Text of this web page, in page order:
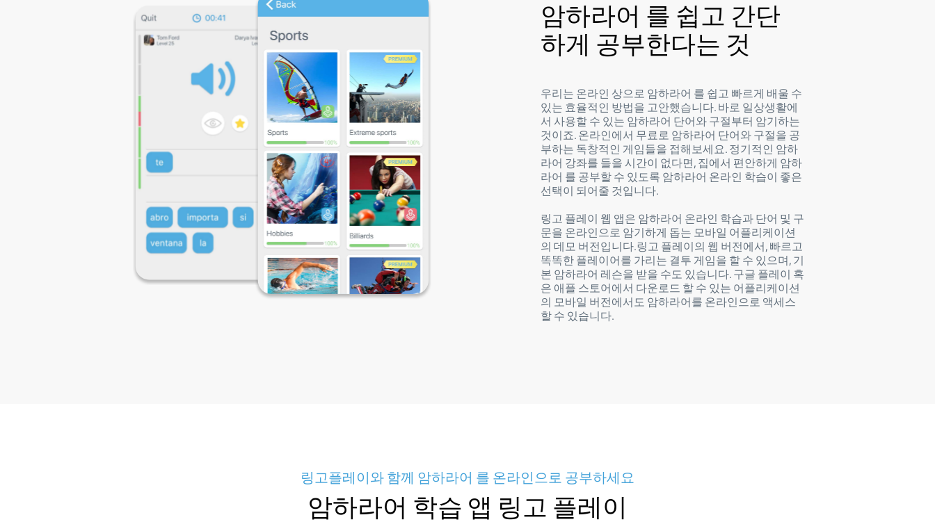
암하라어 를 쉽고 간단
하게 공부한다는 것
우리는 온라인 상으로 암하라어 를 쉽고 빠르게 배울 수
있는 효율적인 방법을 고안했습니다. 바로 일상생활에
서 사용할 수 있는 암하라어 단어와 구절부터 암기하는
것이죠. 온라인에서 무료로 암하라어 단어와 구절을 공
부하는 독창적인 게임들을 접해보세요. 정기적인 암하
라어 강좌를 들을 시간이 없다면, 집에서 편안하게 암하
라어 를 공부할 수 있도록 암하라어 온라인 학습이 좋은
선택이 되어줄 것입니다.
링고 플레이 웹 앱은 암하라어 온라인 학습과 단어 및 구
문을 온라인으로 암기하게 돕는 모바일 어플리케이션
의 데모 버전입니다.링고 플레이의 웹 버전에서, 빠르고
똑똑한 플레이어를 가리는 결투 게임을 할 수 있으며, 기
본 암하라어 레슨을 받을 수도 있습니다. 구글 플레이 혹
은 애플 스토어에서 다운로드 할 수 있는 어플리케이션
의 모바일 버전에서도 암하라어를 온라인으로 액세스
할 수 있습니다.
링고플레이와 함께 암하라어 를 온라인으로 공부하세요
암하라어 학습 앱 링고 플레이